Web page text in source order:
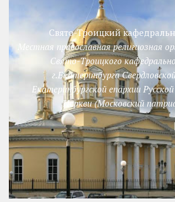
Свято-Троицкий
Местная православная религиозная
Свято-Троицкого
г.Екатеринбурга
Екатеринбургской епархии
Церкви (Московский